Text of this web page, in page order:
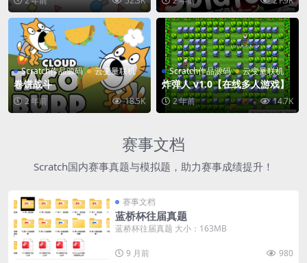
Scratch作品源码 云变量联机
卷饼战斗
2 年前 18.5K
Scratch作品源码 云变量联机
炸弹人 v1.0【在线多人游戏】
2 年前 14.7K
赛事文档
Scratch国内赛事真题与模拟题，助力赛事成绩提升！
赛事文档
蓝桥杯往届真题
蓝桥杯往届真题 大小：163MB
9 月前 980